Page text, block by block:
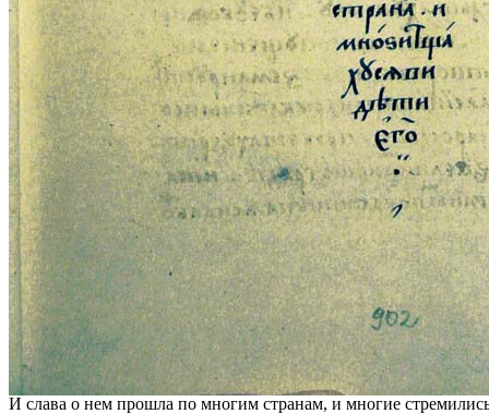
И слава о нем прошла по многим странам, и многие